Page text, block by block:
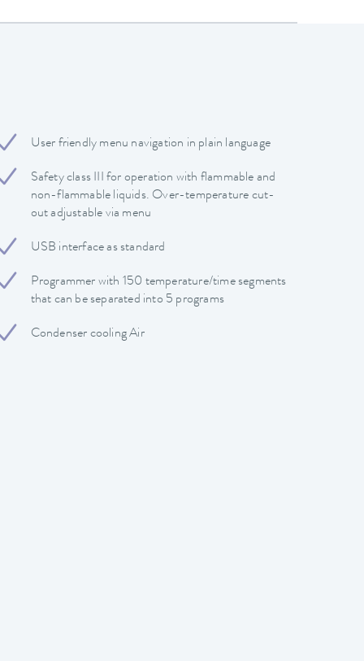
User friendly menu navigation in plain language
Safety class III for operation with flammable and
non-flammable liquids. Over-temperature cut-
out adjustable via menu
USB interface as standard
Programmer with 150 temperature/time segments
that can be separated into 5 programs
Condenser cooling Air